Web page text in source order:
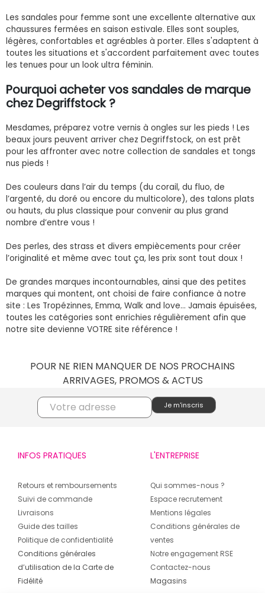
Les sandales pour femme sont une excellente alternative aux
chaussures fermées en saison estivale. Elles sont souples,
légères, confortables et agréables à porter. Elles s'adaptent à
toutes les situations et s'accordent parfaitement avec toutes
les tenues pour un look ultra féminin.
Pourquoi acheter vos sandales de marque
chez Degriffstock ?
Mesdames, préparez votre vernis à ongles sur les pieds ! Les
beaux jours peuvent arriver chez Degriffstock, on est prêt
pour les affronter avec notre collection de sandales et tongs
nus pieds !
Des couleurs dans l’air du temps (du corail, du fluo, de
l’argenté, du doré ou encore du multicolore), des talons plats
ou hauts, du plus classique pour convenir au plus grand
nombre d’entre vous !
Des perles, des strass et divers empiècements pour créer
l’originalité et même avec tout ça, les prix sont tout doux !
De grandes marques incontournables, ainsi que des petites
marques qui montent, ont choisi de faire confiance à notre
site : Les Tropézinnes, Emma, Walk and love... Jamais épuisées,
toutes les catégories sont enrichies régulièrement afin que
notre site devienne VOTRE site référence !
POUR NE RIEN MANQUER DE NOS PROCHAINS
ARRIVAGES, PROMOS & ACTUS
INFOS PRATIQUES
Retours et remboursements
Suivi de commande
Livraisons
Guide des tailles
Politique de confidentialité
Conditions générales
d’utilisation de la Carte de
Fidélité
L'ENTREPRISE
Qui sommes-nous ?
Espace recrutement
Mentions légales
Conditions générales de
ventes
Notre engagement RSE
Contactez-nous
Magasins